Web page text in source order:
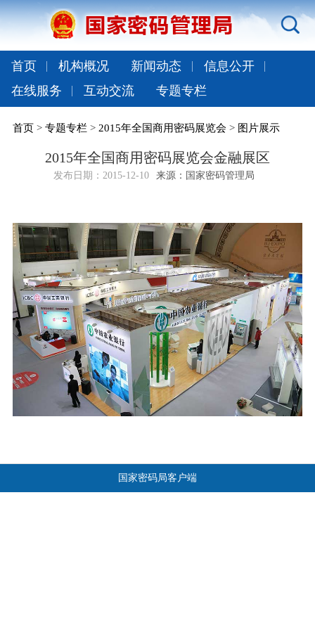
首页 机构概况 新闻动态
信息公开
在线服务
互动交流 专题专栏
首页> 专题专栏> 2015年全国商用密码展览会 > 图片展示
2015年全国商用密码展览会金融展区
发布日期： 2015-12-10 来源：国家密码管理局
国家密码局客户端